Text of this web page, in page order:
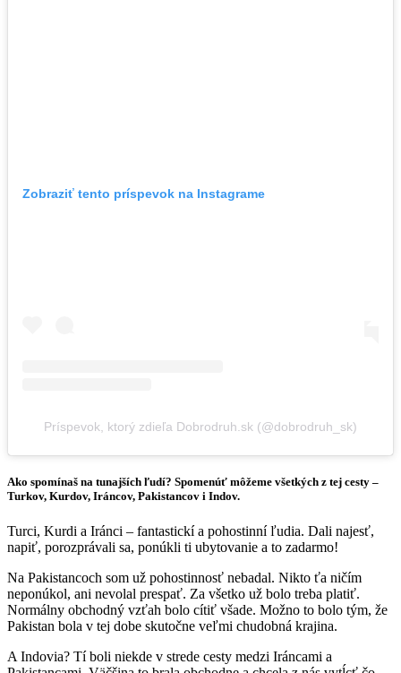
Zobraziť tento príspevok na Instagrame
Príspevok, ktorý zdieľa Dobrodruh.sk (@dobrodruh_sk)
Ako spomínaš na tunajších ľudí? Spomenúť môžeme všetkých z tej cesty –
Turkov, Kurdov, Iráncov, Pakistancov i Indov.
Turci, Kurdi a Iránci – fantastickí a pohostinní ľudia. Dali najesť,
napiť, porozprávali sa, ponúkli ti ubytovanie a to zadarmo!
Na Pakistancoch som už pohostinnosť nebadal. Nikto ťa ničím
neponúkol, ani nevolal prespať. Za všetko už bolo treba platiť.
Normálny obchodný vzťah bolo cítiť všade. Možno to bolo tým, že
Pakistan bola v tej dobe skutočne veľmi chudobná krajina.
A Indovia? Tí boli niekde v strede cesty medzi Iráncami a